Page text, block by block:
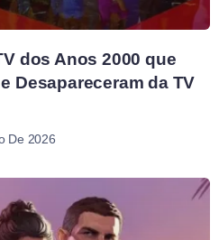
dos Anos 2000 que
Desapareceram da TV
De 2026